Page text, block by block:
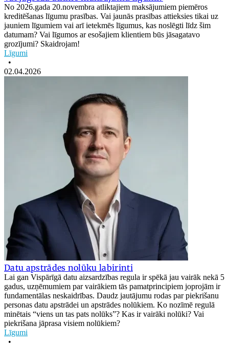
No 2026.gada 20.novembra atliktajiem maksājumiem piemēros
kreditēšanas līgumu prasības. Vai jaunās prasības attieksies tikai uz
jauniem līgumiem vai arī ietekmēs līgumus, kas noslēgti līdz šim
datumam? Vai līgumos ar esošajiem klientiem būs jāsagatavo
grozījumi? Skaidrojam!
Līgumi
•
02.04.2026
Datu apstrādes nolūku labirinti
Lai gan Vispārīgā datu aizsardzības regula ir spēkā jau vairāk nekā 5
gadus, uzņēmumiem par vairākiem tās pamatprincipiem joprojām ir
fundamentālas neskaidrības. Daudz jautājumu rodas par piekrišanu
personas datu apstrādei un apstrādes nolūkiem. Ko nozīmē regulā
minētais “viens un tas pats nolūks”? Kas ir vairāki nolūki? Vai
piekrišana jāprasa visiem nolūkiem?
Līgumi
•